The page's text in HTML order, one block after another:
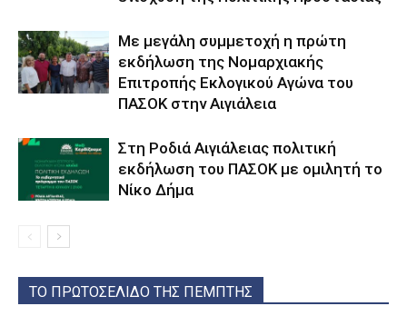
Με μεγάλη συμμετοχή η πρώτη
εκδήλωση της Νομαρχιακής
Επιτροπής Εκλογικού Αγώνα του
ΠΑΣΟΚ στην Αιγιάλεια
Στη Ροδιά Αιγιάλειας πολιτική
εκδήλωση του ΠΑΣΟΚ με ομιλητή το
Νίκο Δήμα
ΤΟ ΠΡΩΤΟΣΕΛΙΔΟ ΤΗΣ ΠΕΜΠΤΗΣ